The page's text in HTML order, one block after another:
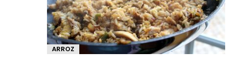
ARROZ